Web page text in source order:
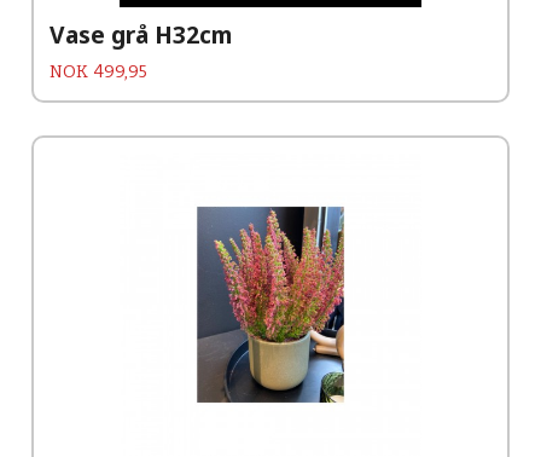
Vase grå H32cm
Pris
NOK 499,95